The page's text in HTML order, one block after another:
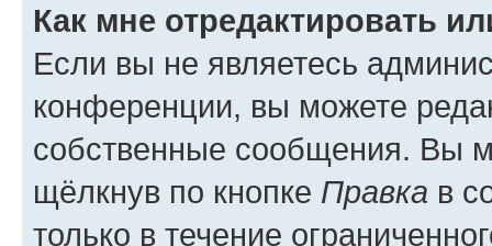
Как мне отредактировать
Если вы не являетесь
конференции, вы можете
собственные сообщения. Вы
щёлкнув по кнопке Правка в
только в течение